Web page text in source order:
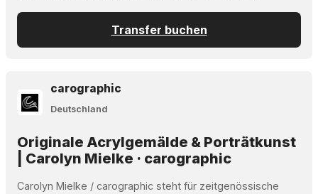
Transfer buchen
carographic
Deutschland
Originale Acrylgemälde & Porträtkunst
| Carolyn Mielke · carographic
Carolyn Mielke / carographic steht für zeitgenössische